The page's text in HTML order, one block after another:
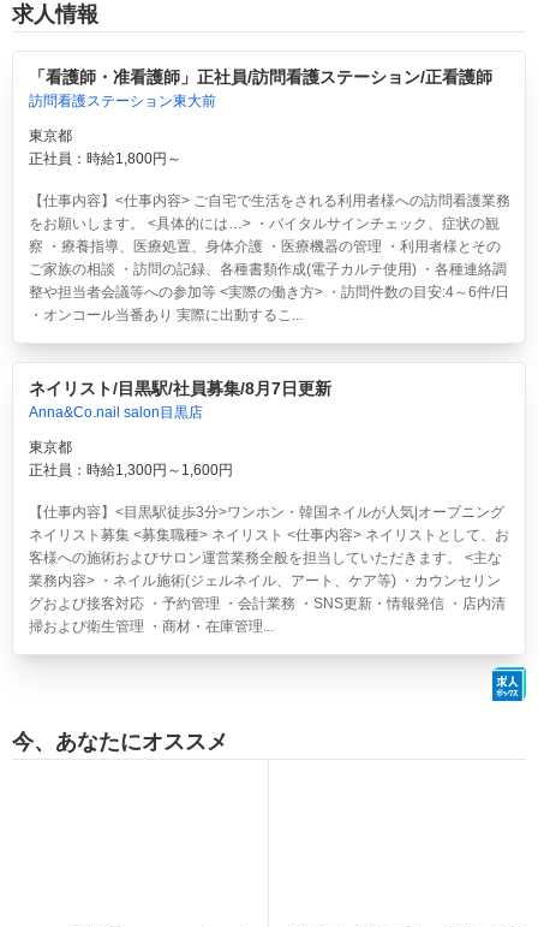
求人情報
「看護師・准看護師」正社員/訪問看護ステーション/正看護師
訪問看護ステーション東大前
東京都
正社員：時給1,800円～
【仕事内容】<仕事内容> ご自宅で生活をされる利用者様への訪問看護業務
をお願いします。 <具体的には…> ・バイタルサインチェック、症状の観
察 ・療養指導、医療処置、身体介護 ・医療機器の管理 ・利用者様とその
ご家族の相談 ・訪問の記録、各種書類作成(電子カルテ使用) ・各種連絡調
整や担当者会議等への参加等 <実際の働き方> ・訪問件数の目安:4～6件/日
・オンコール当番あり 実際に出動するこ...
ネイリスト/目黒駅/社員募集/8月7日更新
Anna&Co.nail salon目黒店
東京都
正社員：時給1,300円～1,600円
【仕事内容】<目黒駅徒歩3分>ワンホン・韓国ネイルが人気|オープニング
ネイリスト募集 <募集職種> ネイリスト <仕事内容> ネイリストとして、お
客様への施術およびサロン運営業務全般を担当していただきます。 <主な
業務内容> ・ネイル施術(ジェルネイル、アート、ケア等) ・カウンセリン
グおよび接客対応 ・予約管理 ・会計業務 ・SNS更新・情報発信 ・店内清
掃および衛生管理 ・商材・在庫管理...
今、あなたにオススメ